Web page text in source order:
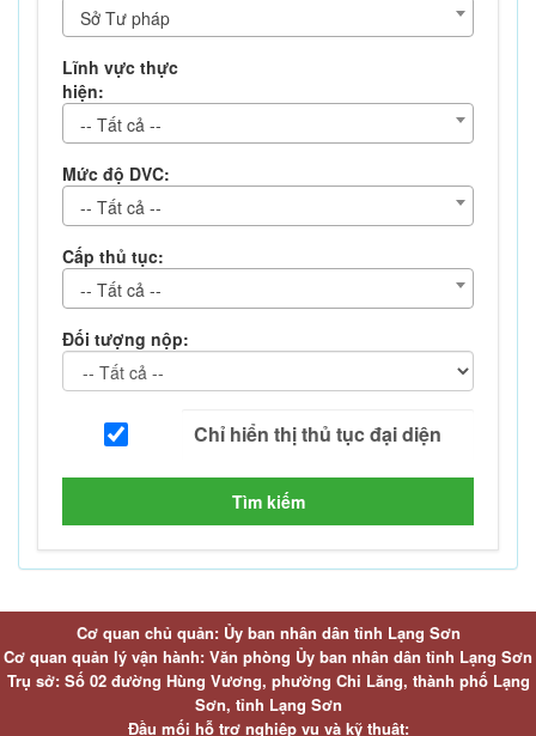
Sở Tư pháp
Lĩnh vực thực
hiện:
-- Tất cả --
Mức độ DVC:
-- Tất cả --
Cấp thủ tục:
-- Tất cả --
Đối tượng nộp:
Tìm kiếm
Cơ quan chủ quản: Ủy ban nhân dân tỉnh Lạng Sơn
Cơ quan quản lý vận hành: Văn phòng Ủy ban nhân dân tỉnh Lạng Sơn
Trụ sở: Số 02 đường Hùng Vương, phường Chi Lăng, thành phố Lạng
Sơn, tỉnh Lạng Sơn
Đầu mối hỗ trợ nghiệp vụ và kỹ thuật: